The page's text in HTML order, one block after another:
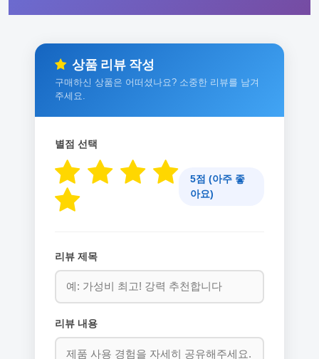
상품 리뷰 작성
구매하신 상품은 어떠셨나요? 소중한 리뷰를 남겨
주세요.
별점 선택
5점 (아주 좋
아요)
리뷰 제목
리뷰 내용